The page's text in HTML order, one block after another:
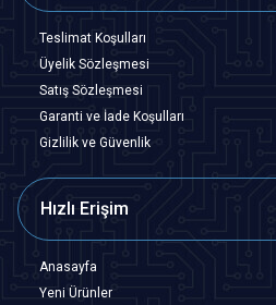
Teslimat Koşulları
Üyelik Sözleşmesi
Satış Sözleşmesi
Garanti ve İade Koşulları
Gizlilik ve Güvenlik
Hızlı Erişim
Anasayfa
Yeni Ürünler